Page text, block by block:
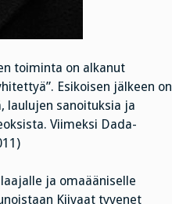
toiminta on alkanut
Esikoisen jälkeen on
laulujen sanoituksia ja
Viimeksi Dada-
ja omaääniselle
Kiivaat tyvenet